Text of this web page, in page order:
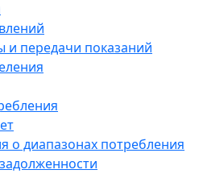
и передачи показаний
о диапазонах потребления